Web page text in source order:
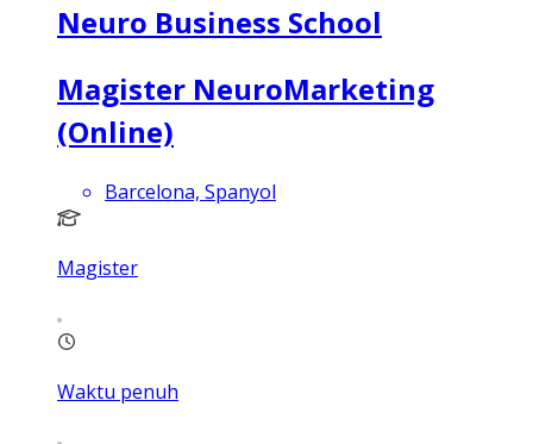
Neuro Business School
Magister NeuroMarketing
(Online)
Barcelona, Spanyol
Magister
Waktu penuh